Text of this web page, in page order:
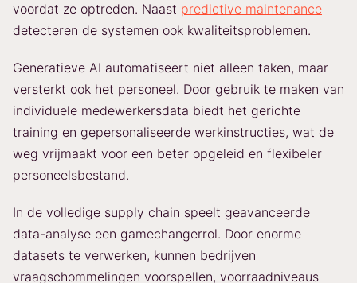
voordat ze optreden. Naast predictive maintenance
detecteren de systemen ook kwaliteitsproblemen.
Generatieve AI automatiseert niet alleen taken, maar
versterkt ook het personeel. Door gebruik te maken van
individuele medewerkersdata biedt het gerichte
training en gepersonaliseerde werkinstructies, wat de
weg vrijmaakt voor een beter opgeleid en flexibeler
personeelsbestand.
In de volledige supply chain speelt geavanceerde
data-analyse een gamechangerrol. Door enorme
datasets te verwerken, kunnen bedrijven
vraagschommelingen voorspellen, voorraadniveaus